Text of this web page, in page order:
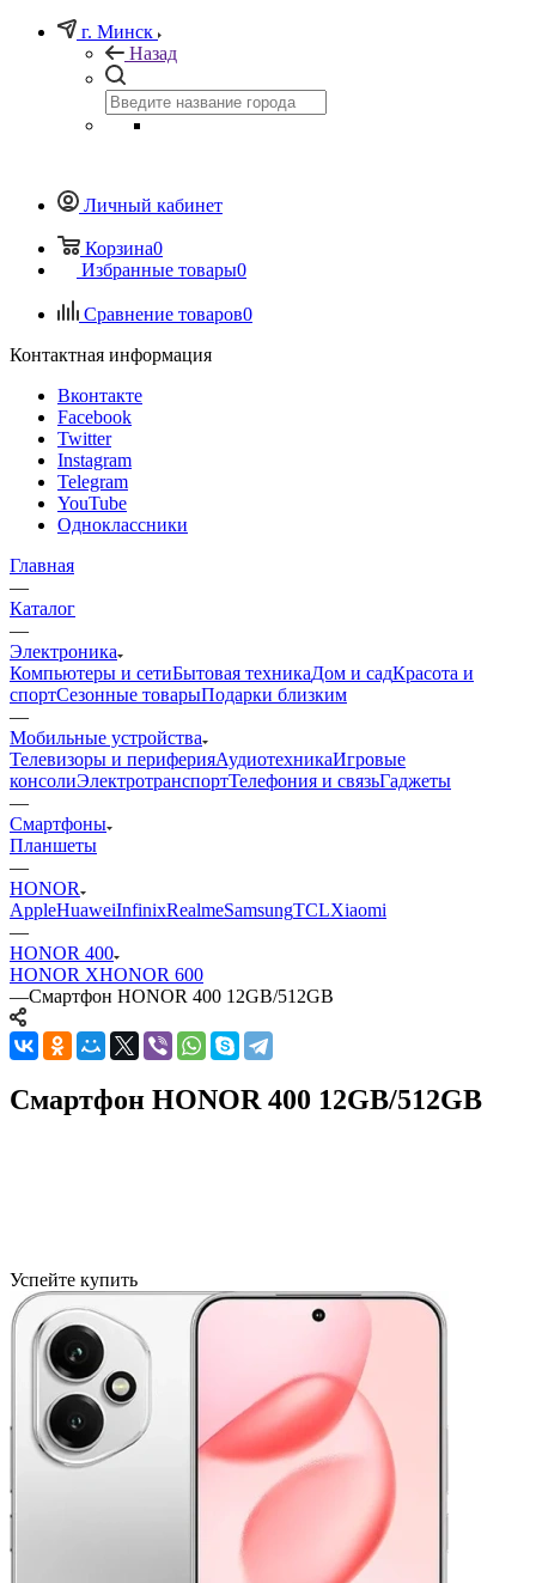
г. Минск
Назад
Личный кабинет
Корзина0
Избранные товары0
Сравнение товаров0
Контактная информация
Вконтакте
Facebook
Twitter
Instagram
Telegram
YouTube
Одноклассники
Главная
—
Каталог
—
Электроника
Компьютеры и сетиБытовая техникаДом и садКрасота и
спортСезонные товарыПодарки близким
—
Мобильные устройства
Телевизоры и периферияАудиотехникаИгровые
консолиЭлектротранспортТелефония и связьГаджеты
—
Смартфоны
Планшеты
—
HONOR
AppleHuaweiInfinixRealmeSamsungTCLXiaomi
—
HONOR 400
HONOR XHONOR 600
—Смартфон HONOR 400 12GB/512GB
Смартфон HONOR 400 12GB/512GB
Успейте купить